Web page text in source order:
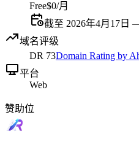
Free$0/月
截至 2026年4月17日
域名评级
DR 73Domain Rating by
平台
Web
赞助位